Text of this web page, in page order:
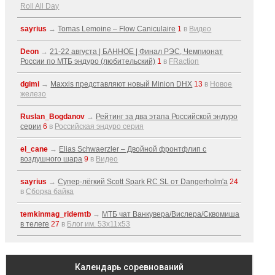
Roll All Day
sayrius →Tomas Lemoine – Flow Caniculaire 1 в Видео
Deon →21-22 августа | БАННОЕ | Финал РЭС, Чемпионат
России по МТБ эндуро (любительский) 1 в FRaction
dgimi → Maxxis представляют новый Minion DHX 13 в Новое
железо
Ruslan_Bogdanov → Рейтинг за два этапа Российской эндуро
серии 6 в Российская эндуро серия
el_cane → Elias Schwaerzler – Двойной фронтфлип с
воздушного шара 9 в Видео
sayrius →Супер-лёгкий Scott Spark RC SL от Dangerholm'a 24
вСборка байка
temkinmag_ridemtb → МТБ чат Ванкувера/Вислера/Сквомиша
в телеге 27 в Блог им. 53x11x53